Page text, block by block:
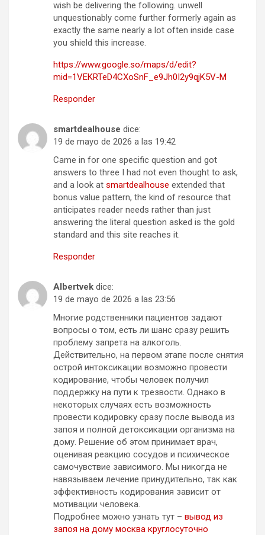
wish be delivering the following. unwell
unquestionably come further formerly again as
exactly the same nearly a lot often inside case
you shield this increase.
https://www.google.so/maps/d/edit?
mid=1VEKRTeD4CXoSnF_e9Jh0I2y9qjK5V-M
Responder
smartdealhouse dice:
19 de mayo de 2026 a las 19:42
Came in for one specific question and got
answers to three I had not even thought to ask,
and a look at smartdealhouse extended that
bonus value pattern, the kind of resource that
anticipates reader needs rather than just
answering the literal question asked is the gold
standard and this site reaches it.
Responder
Albertvek dice:
19 de mayo de 2026 a las 23:56
Многие родственники пациентов задают
вопросы о том, есть ли шанс сразу решить
проблему запрета на алкоголь.
Действительно, на первом этапе после снятия
острой интоксикации возможно провести
кодирование, чтобы человек получил
поддержку на пути к трезвости. Однако в
некоторых случаях есть возможность
провести кодировку сразу после вывода из
запоя и полной детоксикации организма на
дому. Решение об этом принимает врач,
оценивая реакцию сосудов и психическое
самочувствие зависимого. Мы никогда не
навязываем лечение принудительно, так как
эффективность кодирования зависит от
мотивации человека.
Подробнее можно узнать тут – вывод из
запоя на дому москва круглосуточно